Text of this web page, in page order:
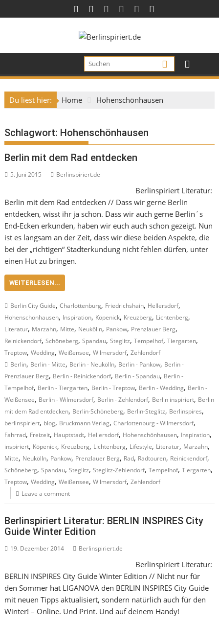
to
Du liest hier: Home Hohenschönhausen
Schlagwort: Hohenschönhausen
Berlin mit dem Rad entdecken
5. Juni 2015 Berlinspiriert.de
Berlinspiriert Literatur:
Berlin mit dem Rad entdecken // Dass wir gerne Berlin
entdecken, wisst ihr ja schon. Dass wir auch gerne Berlin´s
End-Ecken erkunden, haben wir euch auch schon gezeigt. Nun
ist es langsam an der Zeit, dass wir diese beiden Aspekte, die
bei der „richtigen“ Stadterkundung nicht fehlen dürfen, unter
einen Hut zu bringen.
WEITERLESEN...
Berlin City Guide,Charlottenburg, Friedrichshain, Hellersdorf,
Hohenschönhausen, Inspiration, Köpenick, Kreuzberg, Lichtenberg,
Literatur, Marzahn, Mitte, Neukölln, Pankow, Prenzlauer Berg,
Reinickendorf,Schöneberg,Spandau,Steglitz,Tempelhof,Tiergarten,
Treptow,Wedding,Weißensee,Wilmersdorf,Zehlendorf
Berlin, Berlin - Mitte, Berlin - Neukölln, Berlin - Pankow, Berlin -
Prenzlauer Berg, Berlin - Reinickendorf, Berlin - Spandau, Berlin -
Tempelhof, Berlin - Tiergarten, Berlin - Treptow, Berlin - Wedding, Berlin -
Weißensee, Berlin - Wilmersdorf, Berlin - Zehlendorf, Berlin inspiriert, Berlin
mit dem Rad entdecken, Berlin-Schöneberg, Berlin-Steglitz, Berlinspires,
berlinspiriert, blog, Bruckmann Verlag,Charlottenburg - Wilmersdorf,
Fahrrad, Freizeit, Hauptstadt, Hellersdorf, Hohenschönhausen, Inspiration,
inspiriert, Köpenick, Kreuzberg, Lichtenberg, Lifestyle, Literatur, Marzahn,
Mitte, Neukölln, Pankow, Prenzlauer Berg, Rad, Radtouren, Reinickendorf,
Schöneberg,Spandau,Steglitz,Steglitz-Zehlendorf,Tempelhof,Tiergarten,
Treptow,Wedding,Weißensee,Wilmersdorf,Zehlendorf
Leave a comment
Berlinspiriert Literatur: BERLIN INSPIRES City
Guide Winter Edition
19. Dezember 2014 Berlinspiriert.de
Berlinspiriert Literatur:
BERLIN INSPIRES City Guide Winter Edition // Nicht nur für
den Sommer hat LIGANOVA den BERLIN INSPIRES City Guide
mit neuen Tipps aktualisiert, sondern natürlich auch für den
Winter! – Online. Und Print. Und auf deinem Handy!